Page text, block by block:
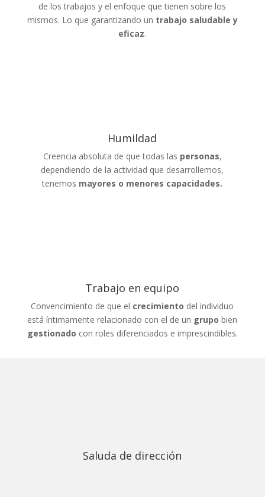
de los trabajos y el enfoque que tienen sobre los
mismos. Lo que garantizando un trabajo saludable y
eficaz.
Humildad
Creencia absoluta de que todas las personas,
dependiendo de la actividad que desarrollemos,
tenemos mayores o menores capacidades.
Trabajo en equipo
Convencimiento de que el crecimiento del individuo
está íntimamente relacionado con el de un grupo bien
gestionado con roles diferenciados e imprescindibles.
Saluda de dirección